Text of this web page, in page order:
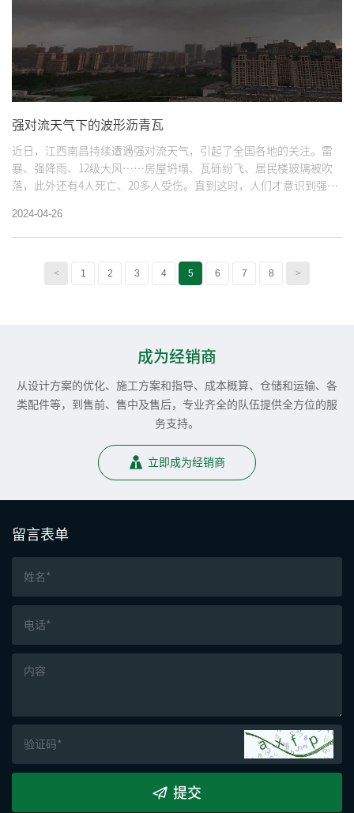
强对流天气下的波形沥青瓦
近日，江西南昌持续遭遇强对流天气，引起了全国各地的关注。雷
暴、强降雨、12级大风……房屋坍塌、瓦砾纷飞、居民楼玻璃被吹
落，此外还有4人死亡、20多人受伤。直到这时，人们才意识到强对
2024-04-26
< 1 2 3 4 5 6 7 8 >
成为经销商
从设计方案的优化、施工方案和指导、成本概算、仓储和运输、各
类配件等，到售前、售中及售后，专业齐全的队伍提供全方位的服
务支持。
立即成为经销商
留言表单
提交